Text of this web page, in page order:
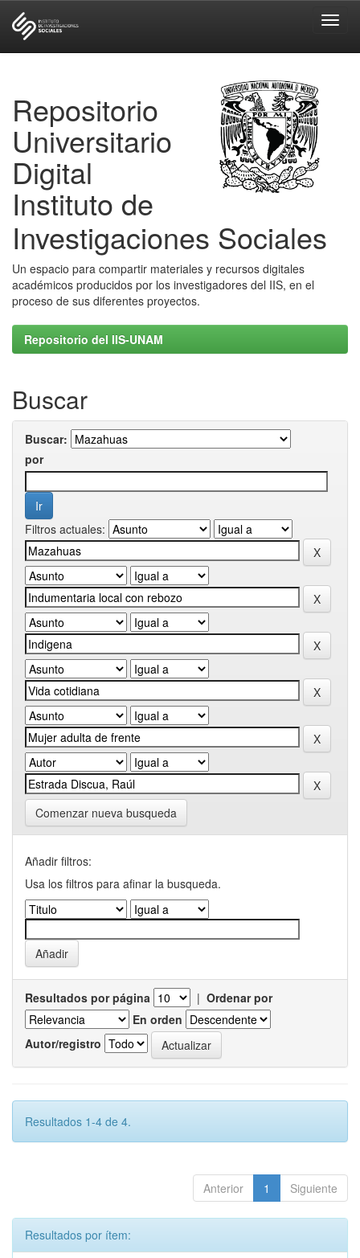
Repositorio
Universitario
Digital
Instituto de
Investigaciones Sociales
Un espacio para compartir materiales y recursos digitales
académicos producidos por los investigadores del IIS, en el
proceso de sus diferentes proyectos.
Repositorio del IIS-UNAM
Buscar
Buscar:
por
Filtros actuales:
Comenzar nueva busqueda
Añadir filtros:
Usa los filtros para afinar la busqueda.
Resultados por página | Ordenar por
En orden
Autor/registro
Resultados 1-4 de 4.
Anterior 1 Siguiente
Resultados por ítem: